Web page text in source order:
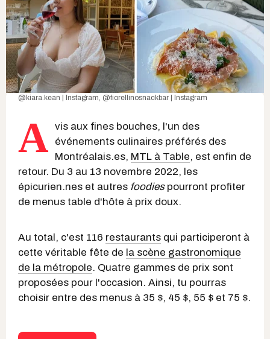
@kiara.kean | Instagram, @fiorellinosnackbar | Instagram
A vis aux fines bouches, l'un des
événements culinaires préférés des
Montréalais.es, MTL à Table, est enfin de
retour. Du 3 au 13 novembre 2022, les
épicurien.nes et autres foodiespourront profiter
de menus table d'hôte à prix doux.
Au total, c'est 116 restaurants qui participeront à
cette véritable fête de la scène gastronomique
de la métropole. Quatre gammes de prix sont
proposées pour l'occasion. Ainsi, tu pourras
choisir entre des menus à 35 $, 45 $, 55 $ et 75 $.